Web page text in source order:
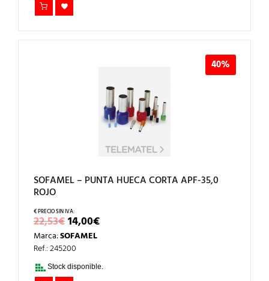
40%
SOFAMEL – PUNTA HUECA CORTA APF-35,0
ROJO
22,53€EL
PRECIO
ORIGINAL
ERA:
22,53€.
14,00€EL
PRECIO
Marca:SOFAMEL
Ref.: 245200
Stock disponible.